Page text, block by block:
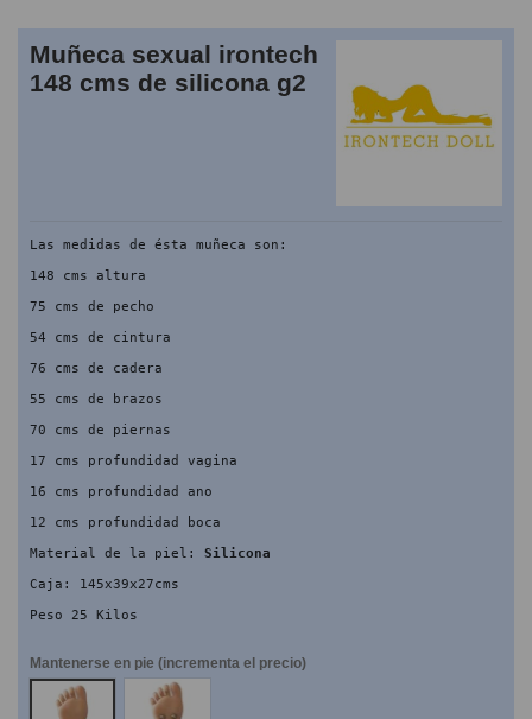
Muñeca sexual irontech
148 cms de silicona g2
Las medidas de ésta muñeca son:
148 cms altura
75 cms de pecho
54 cms de cintura
76 cms de cadera
55 cms de brazos
70 cms de piernas
17 cms profundidad vagina
16 cms profundidad ano
12 cms profundidad boca
Material de la piel: Silicona
Caja: 145x39x27cms
Peso 25 Kilos
Mantenerse en pie (incrementa el precio)
NO
SI